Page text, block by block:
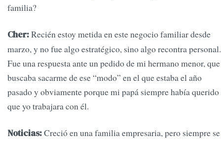
familia?
Cher:Recién estoy metida en este negocio familiar desde
marzo, y no fue algo estratégico, sino algo recontra personal.
Fue una respuesta ante un pedido de mi hermano menor, que
buscaba sacarme de ese “modo” en el que estaba el año
pasado y obviamente porque mi papá siempre había querido
que yo trabajara con él.
Noticias:Creció en una familia empresaria, pero siempre se